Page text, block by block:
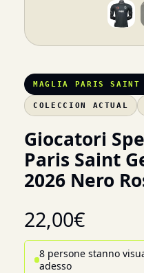
MAGLIA PARIS SAINT
COLECCION ACTUAL
Giocatori
Paris Saint
2026 Nero
22,00€
8 persone stanno
adesso